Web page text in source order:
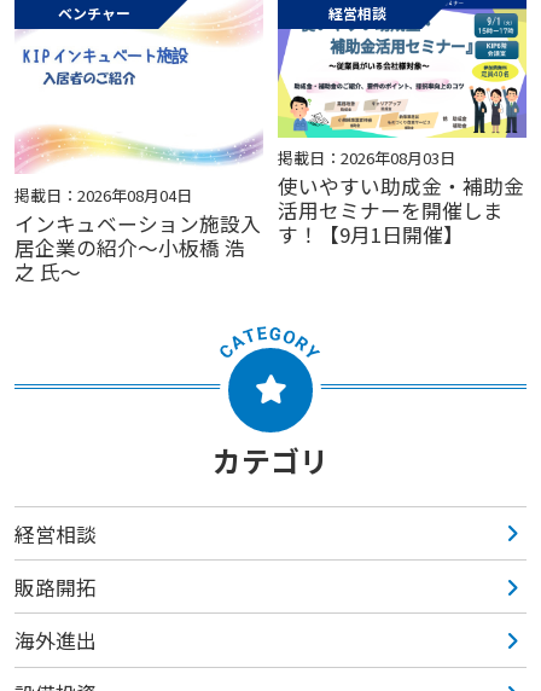
ベンチャー
掲載日：2026年08月04日
インキュベーション施設入
居企業の紹介～小板橋 浩
之 氏～
経営相談
掲載日：2026年08月03日
使いやすい助成金・補助金
活用セミナーを開催しま
す！【9月1日開催】
カテゴリ
経営相談
販路開拓
海外進出